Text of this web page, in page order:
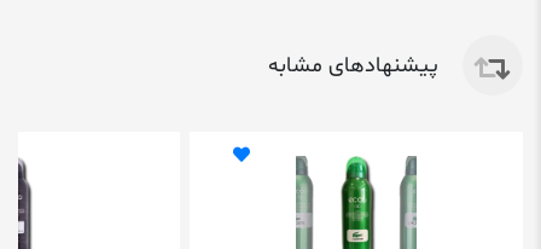
پیشنهادهای مشابه